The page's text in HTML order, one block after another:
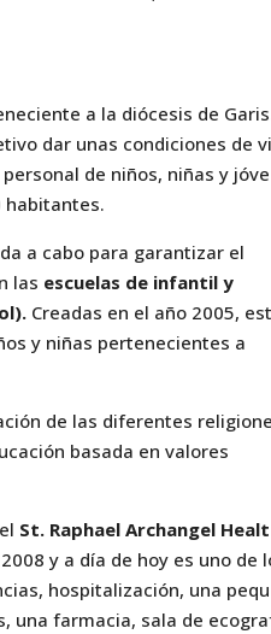
a la diócesis de
dar unas condiciones de
de niños, niñas y
habitantes.
a cabo para garantizar el
las escuelas de infantil y
Creadas en el año 2005,
y niñas pertenecientes a
de las diferentes
basada en valores
St. Raphael Archangel
y a día de hoy es uno de
hospitalización, una
una farmacia, sala de